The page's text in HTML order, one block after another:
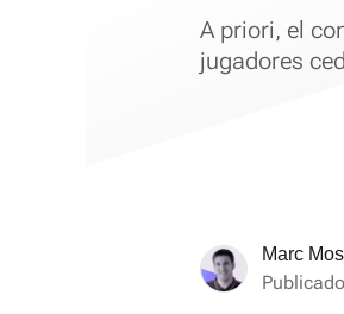
A priori, el
jugadores
Marc
Publicado